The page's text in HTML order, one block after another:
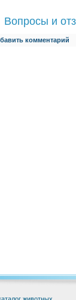
Вопросы и
комментарий